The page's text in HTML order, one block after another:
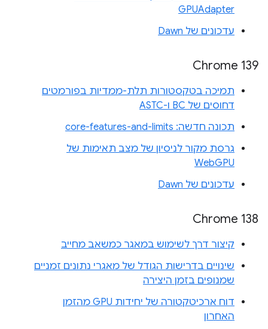
GPUAdapter
עדכונים של Dawn
Chrome 139
תמיכה בטקסטורות תלת-ממדיות בפורמטים
דחוסים של BC ו-ASTC
תכונה חדשה: core-features-and-limits
גרסת מקור לניסיון של מצב תאימות של
WebGPU
עדכונים של Dawn
Chrome 138
קיצור דרך לשימוש במאגר כמשאב מחייב
שינויים בדרישות הגודל של מאגרי נתונים זמניים
שמנופים בזמן היצירה
דוח ארכיטקטורה של יחידות GPU מהזמן
האחרון